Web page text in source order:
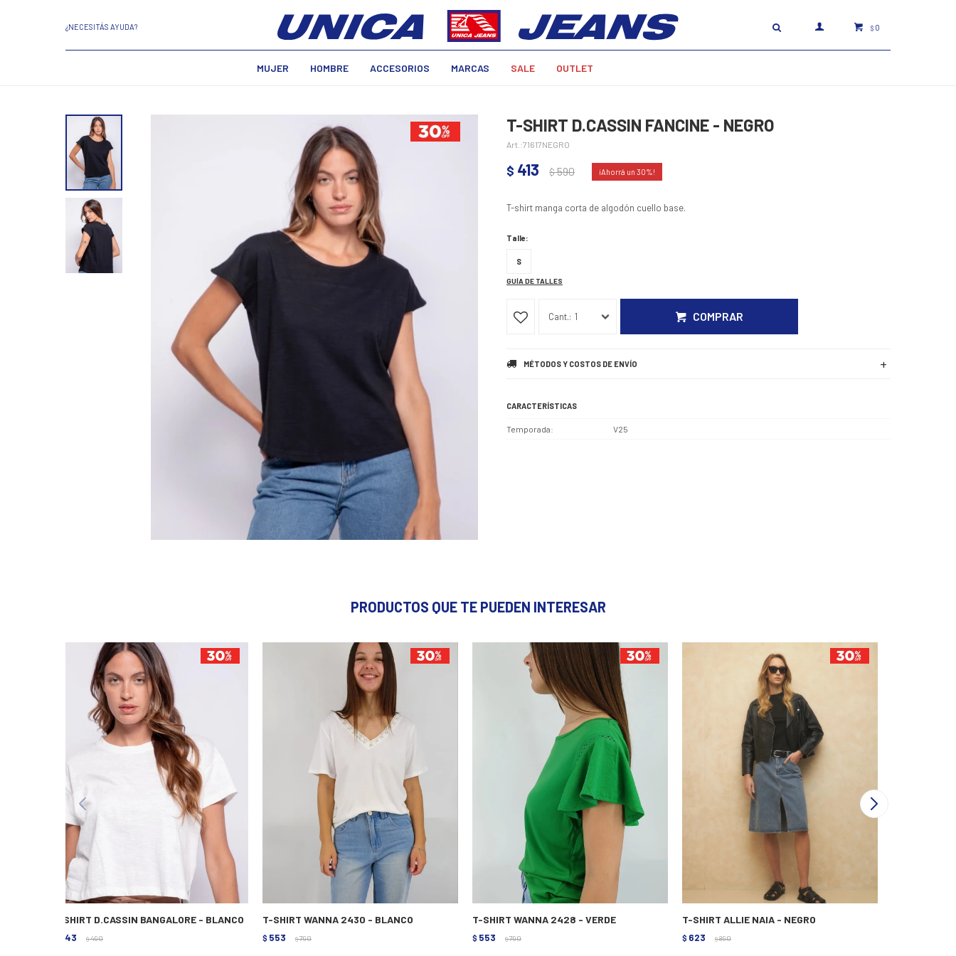
MUJER HOMBRE ACCESORIOS MARCAS SALE OUTLET
$ 0
¿NECESITÁS AYUDA?
T-SHIRT D.CASSIN FANCINE - NEGRO
71617NEGRO
$ 413 $590 30
T-shirt manga corta de algodón cuello base.
Talle:
S
GUÍA DE TALLES
1 COMPRAR
MÉTODOS Y COSTOS DE ENVÍO
CARACTERÍSTICAS
Temporada V25
PRODUCTOS QUE TE PUEDEN INTERESAR
T-SHIRT D.CASSIN BANGALORE - BLANCO
343 $ 490
T-SHIRT WANNA 2430 - BLANCO
$ 553 $ 790
T-SHIRT WANNA 2428 - VERDE
$ 553 $ 790
T-SHIRT ALLIE NAIA - NEGRO
$ 623 $ 890